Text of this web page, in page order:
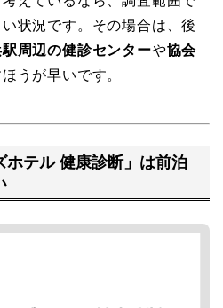
状況です。その場合は、後
周辺の健診センターや協会
うが早いです。
ホテル 健康診断」は前泊